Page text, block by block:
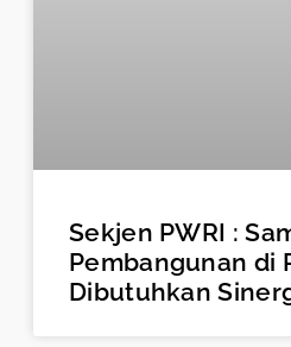
Sekjen PWRI :
Pembangunan di
Dibutuhkan